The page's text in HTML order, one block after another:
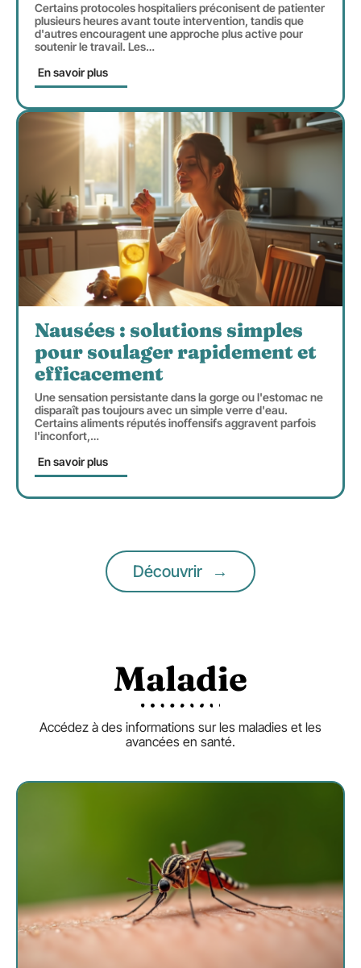
Certains protocoles hospitaliers préconisent de patienter
plusieurs heures avant toute intervention, tandis que
d'autres encouragent une approche plus active pour
soutenir le travail. Les…
En savoir plus
Nausées : solutions simples
pour soulager rapidement et
efficacement
Une sensation persistante dans la gorge ou l'estomac ne
disparaît pas toujours avec un simple verre d'eau.
Certains aliments réputés inoffensifs aggravent parfois
l'inconfort,…
En savoir plus
Découvrir
Maladie
Accédez à des informations sur les maladies et les
avancées en santé.